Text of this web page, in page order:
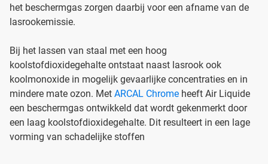
het beschermgas zorgen daarbij voor een afname van de
lasrookemissie.
Bij het lassen van staal met een hoog
koolstofdioxidegehalte ontstaat naast lasrook ook
koolmonoxide in mogelijk gevaarlijke concentraties en in
mindere mate ozon. Met ARCAL Chrome heeft Air Liquide
een beschermgas ontwikkeld dat wordt gekenmerkt door
een laag koolstofdioxidegehalte. Dit resulteert in een lage
vorming van schadelijke stoffen